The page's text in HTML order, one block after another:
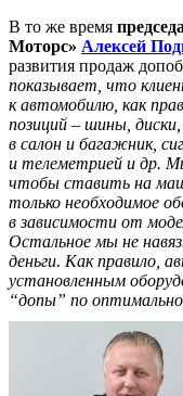
В то же время
Моторс» Алексей
развития продаж
показывает, что
к автомобилю, как
позиций – шины,
в салон и багажник,
и телеметрией и др.
чтобы ставить на
только необходимое
в зависимости от
Остальное мы не
деньги. Как правило,
установленным
“допы” по